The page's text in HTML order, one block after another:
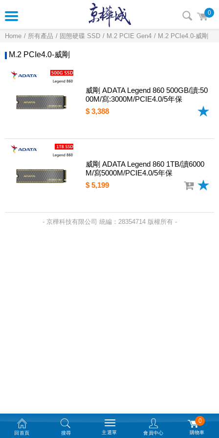
0
Home 所有產品 固態硬碟 SSD M.2 PCIE Gen4 M.2 PCIe4.0-威剛
M.2 PCIe4.0-威剛
威剛 ADATA Legend 860 500GB/讀:50
00M/寫:3000M/PCIE4.0/5年保
$ 3,388
威剛 ADATA Legend 860 1TB/讀6000
M/寫5000M/PCIE4.0/5年保
$ 5,199
- 京樺科技有限公司 統編：28354714 版權所有 -
回首頁 搜尋 主選單 會員中心
0
購物車